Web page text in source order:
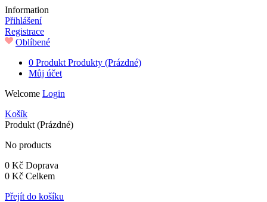
Information
Přihlášení
Registrace
Oblíbené
0 Produkt Produkty (Prázdné)
Můj účet
Welcome Login
Košík
Produkt (Prázdné)
No products
0 Kč Doprava
0 Kč Celkem
Přejít do košíku